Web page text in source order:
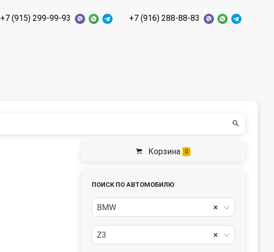
+7 (915) 299-99-93 +7 (916) 288-88-83
Корзина 0
ПОИСК ПО АВТОМОБИЛЮ
×
BMW
×
Z3